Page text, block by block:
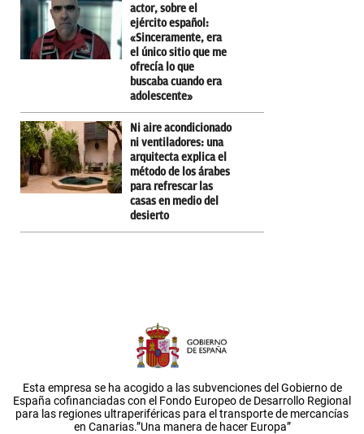
actor, sobre el
ejército español:
«Sinceramente, era
el único sitio que me
ofrecía lo que
buscaba cuando era
adolescente»
Ni aire acondicionado
ni ventiladores: una
arquitecta explica el
método de los árabes
para refrescar las
casas en medio del
desierto
Esta empresa se ha acogido a las subvenciones del Gobierno de
España cofinanciadas con el Fondo Europeo de Desarrollo Regional
para las regiones ultraperiféricas para el transporte de mercancías
en Canarias.”Una manera de hacer Europa”